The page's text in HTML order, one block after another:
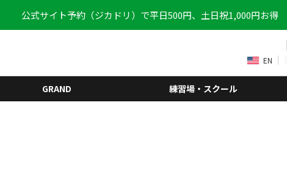
公式サイト予約（ジカドリ）で平日500円、土日祝1,000円お得
EN
GRAND 練習場・スクール